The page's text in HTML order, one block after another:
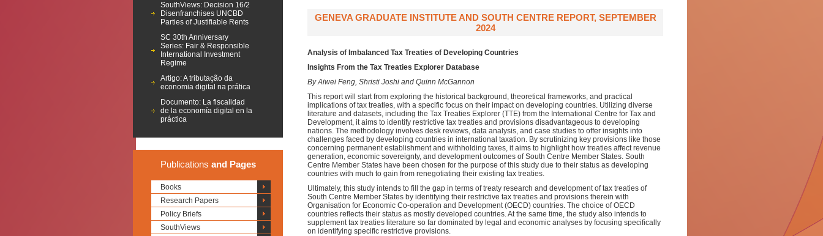
SouthViews: Decision 16/2
Disenfranchises UNCBD
Parties of Justifiable Rents
SC 30th Anniversary
Series: Fair & Responsible
International Investment
Regime
Artigo: A tributação da
economia digital na prática
Documento: La fiscalidad
de la economía digital en la
práctica
Publications and Pages
Books
Research Papers
Policy Briefs
SouthViews
GENEVA GRADUATE INSTITUTE AND SOUTH CENTRE REPORT, SEPTEMBER
2024
Analysis of Imbalanced Tax Treaties of Developing Countries
Insights From the Tax Treaties Explorer Database
By Aiwei Feng, Shristi Joshi and Quinn McGannon
This report will start from exploring the historical background, theoretical frameworks, and practical
implications of tax treaties, with a specific focus on their impact on developing countries. Utilizing diverse
literature and datasets, including the Tax Treaties Explorer (TTE) from the International Centre for Tax and
Development, it aims to identify restrictive tax treaties and provisions disadvantageous to developing
nations. The methodology involves desk reviews, data analysis, and case studies to offer insights into
challenges faced by developing countries in international taxation. By scrutinizing key provisions like those
concerning permanent establishment and withholding taxes, it aims to highlight how treaties affect revenue
generation, economic sovereignty, and development outcomes of South Centre Member States. South
Centre Member States have been chosen for the purpose of this study due to their status as developing
countries with much to gain from renegotiating their existing tax treaties.
Ultimately, this study intends to fill the gap in terms of treaty research and development of tax treaties of
South Centre Member States by identifying their restrictive tax treaties and provisions therein with
Organisation for Economic Co-operation and Development (OECD) countries. The choice of OECD
countries reflects their status as mostly developed countries. At the same time, the study also intends to
supplement tax treaties literature so far dominated by legal and economic analyses by focusing specifically
on identifying specific restrictive provisions.